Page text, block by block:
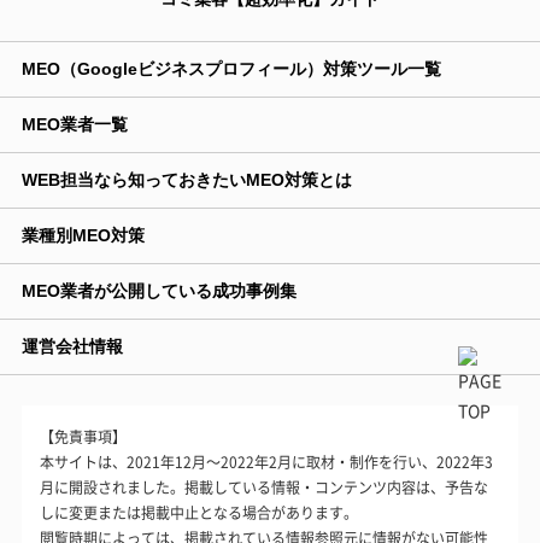
MEO（Googleビジネスプロフィール）対策ツール一覧
MEO業者一覧
WEB担当なら知っておきたいMEO対策とは
業種別MEO対策
MEO業者が公開している成功事例集
運営会社情報
【免責事項】
本サイトは、2021年12月～2022年2月に取材・制作を行い、2022年3
月に開設されました。掲載している情報・コンテンツ内容は、予告な
しに変更または掲載中止となる場合があります。
閲覧時期によっては、掲載されている情報参照元に情報がない可能性